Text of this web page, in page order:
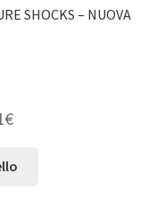
SHOCKS – NUOVA
€